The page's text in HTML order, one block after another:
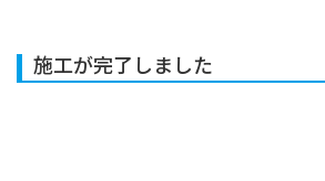
施工が完了しました